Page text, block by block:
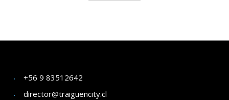
+56 9 83512642
director@traiguencity.cl